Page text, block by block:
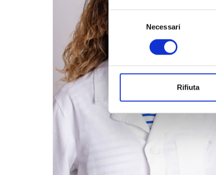
consenso
Necessari
Rifiuta